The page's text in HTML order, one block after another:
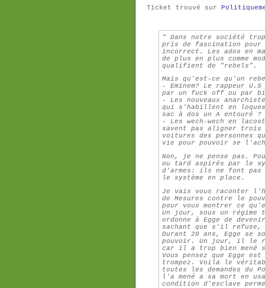
Ticket trouvé sur
" Dans notre société
pris de fascination pour
incorrect. Les ados en
de plus en plus comme
qualifient de "rebels".
Mais qu'est-ce qu'un
- Eminem? Le rappeur
par un fuck off ou par
- Les nouveaux
qui s'habillent en
sac à dos un A entouré ?
- Les wech-wech en
savent pas aligner
voitures des personnes
vie pour pouvoir se
Non, je ne pense pas.
ou tard aspirés par le
d'armes: ils ne font
le système en place.
Je vais vous raconter
de Mesures contre le
pour vous montrer ce
Un jour, sous un
ordonne à Egge de
sachant que s'il
Durant 20 ans, Egge se
pouvoir. Un jour, il le
car il a trop bien mené
Vous pensez que Egge
trompez. Voila le
toutes les demandes du
l'a mené a sa mort en
condition d'esclave